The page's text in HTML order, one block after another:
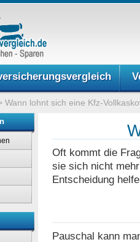
Wann lohnt sich eine Kfz-
Oft kommt die
sie sich nicht
Entscheidung
Pauschal kann